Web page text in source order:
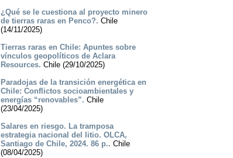
¿Qué se le cuestiona al proyecto minero
de tierras raras en Penco?. Chile
(14/11/2025)
Tierras raras en Chile: Apuntes sobre
vínculos geopolíticos de Aclara
Resources. Chile (29/10/2025)
Paradojas de la transición energética en
Chile: Conflictos socioambientales y
energías “renovables”. Chile
(23/04/2025)
Salares en riesgo. La tramposa
estrategia nacional del litio. OLCA,
Santiago de Chile, 2024. 86 p.. Chile
(08/04/2025)